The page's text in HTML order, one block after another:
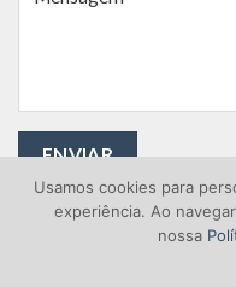
Copyright
Usamos cookies para
experiência. Ao
nossa